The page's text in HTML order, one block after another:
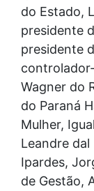
do Estado,
presidente
presidente
Wagner do
do Paraná
Mulher,
Leandre
Ipardes,
de Gestão,